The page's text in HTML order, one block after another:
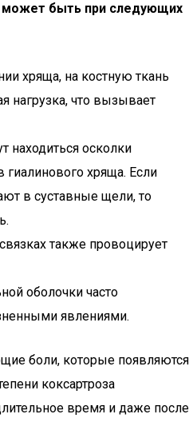
может быть при следующих
хряща, на костную ткань
нагрузка, что вызывает
находиться осколки
гиалинового хряща. Если
в суставные щели, то
также провоцирует
оболочки часто
явлениями.
боли, которые появляются
коксартроза
время и даже после